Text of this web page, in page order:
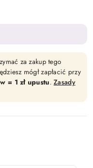
za zakup tego
mógł zapłacić przy
= 1 zł upustu.Zasady